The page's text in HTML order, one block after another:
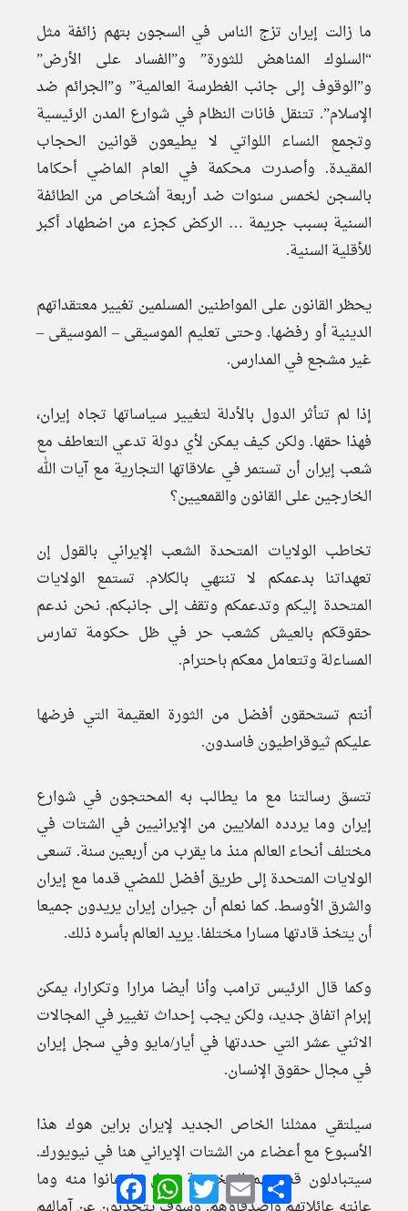
ما زالت إيران تزج الناس في السجون بتهم زائفة مثل
“السلوك المناهض للثورة” و”الفساد على الأرض”
و”الوقوف إلى جانب الغطرسة العالمية” و”الجرائم ضد
الإسلام”. تتنقل فانات النظام في شوارع المدن الرئيسية
وتجمع النساء اللواتي لا يطيعون قوانين الحجاب
المقيدة. وأصدرت محكمة في العام الماضي أحكاما
بالسجن لخمس سنوات ضد أربعة أشخاص من الطائفة
السنية بسبب جريمة … الركض كجزء من اضطهاد أكبر
للأقلية السنية.
يحظر القانون على المواطنين المسلمين تغيير معتقداتهم
الدينية أو رفضها. وحتى تعليم الموسيقى – الموسيقى –
غير مشجع في المدارس.
إذا لم تتأثر الدول بالأدلة لتغيير سياساتها تجاه إيران،
فهذا حقها. ولكن كيف يمكن لأي دولة تدعي التعاطف مع
شعب إيران أن تستمر في علاقاتها التجارية مع آيات الله
الخارجين على القانون والقمعيين؟
تخاطب الولايات المتحدة الشعب الإيراني بالقول إن
تعهداتنا بدعمكم لا تنتهي بالكلام. تستمع الولايات
المتحدة إليكم وتدعمكم وتقف إلى جانبكم. نحن ندعم
حقوقكم بالعيش كشعب حر في ظل حكومة تمارس
المساءلة وتتعامل معكم باحترام.
أنتم تستحقون أفضل من الثورة العقيمة التي فرضها
عليكم ثيوقراطيون فاسدون.
تتسق رسالتنا مع ما يطالب به المحتجون في شوارع
إيران وما يردده الملايين من الإيرانيين في الشتات في
مختلف أنحاء العالم منذ ما يقرب من أربعين سنة. تسعى
الولايات المتحدة إلى طريق أفضل للمضي قدما مع إيران
والشرق الأوسط. كما نعلم أن جيران إيران يريدون جميعا
أن يتخذ قادتها مسارا مختلفا. يريد العالم بأسره ذلك.
وكما قال الرئيس ترامب وأنا أيضا مرارا وتكرارا، يمكن
إبرام اتفاق جديد، ولكن يجب إحداث تغيير في المجالات
الاثني عشر التي حددتها في أيار/مايو وفي سجل إيران
في مجال حقوق الإنسان.
سيلتقي ممثلنا الخاص الجديد لإيران براين هوك هذا
الأسبوع مع أعضاء من الشتات الإيراني هنا في نيويورك.
سيتبادلون قصصهم الشخصية حول ما عانوا منه وما
FacebookWhatsAppTwitter Email Share